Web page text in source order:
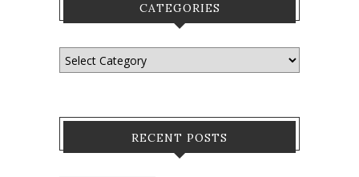
CATEGORIES
RECENT POSTS